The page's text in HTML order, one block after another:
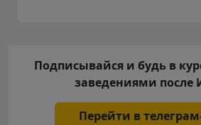
Подписывайся и будь в
заведениями после
Перейти в